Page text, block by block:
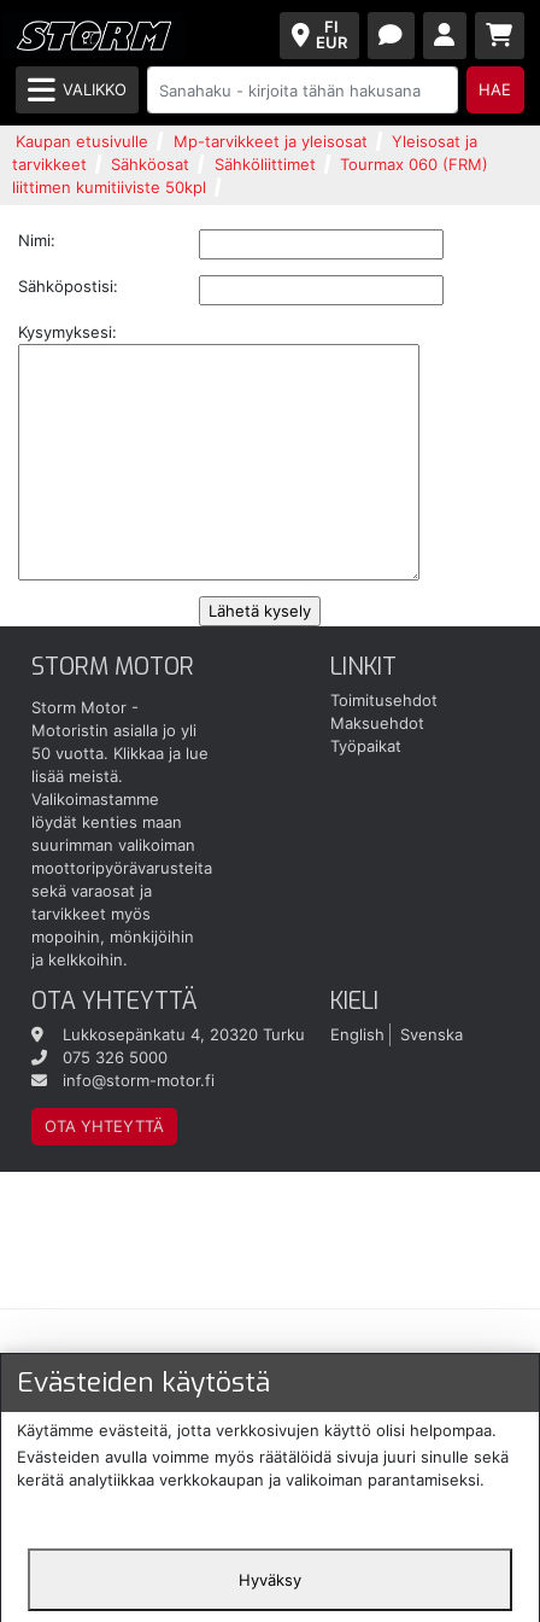
FI
EUR
VALIKKO HAE
Kaupan etusivulle Mp-tarvikkeet ja yleisosat
Yleisosat ja
tarvikkeet
Sähköosat Sähköliittimet
Tourmax 060 (FRM)
liittimen kumitiiviste 50kpl
Nimi:
Sähköpostisi:
Kysymyksesi:
STORM MOTOR
Storm Motor -
Motoristin asialla jo yli
50 vuotta. Klikkaa ja lue
lisää meistä.
Valikoimastamme
löydät kenties maan
suurimman valikoiman
moottoripyörävarusteita
sekä varaosat ja
tarvikkeet myös
mopoihin, mönkijöihin
ja kelkkoihin.
LINKIT
Toimitusehdot
Maksuehdot
Työpaikat
OTA YHTEYTTÄ
Lukkosepänkatu 4, 20320 Turku
075 326 5000
info@storm-motor.fi
OTA YHTEYTTÄ
KIELI
English Svenska
Maksu- ja toimitustavat
Protecomp Copyright 2024. All rights
English
Evästeiden käytöstä
Käytämme evästeitä, jotta verkkosivujen käyttö olisi helpompaa.
Evästeiden avulla voimme myös räätälöidä sivuja juuri sinulle sekä
kerätä analytiikkaa verkkokaupan ja valikoiman parantamiseksi.
Hyväksy